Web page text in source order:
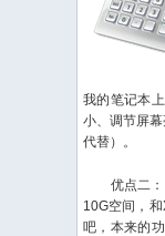
我的笔记本
小、调节屏
代替）。
优点二：占
10G空间，和
吧，本来的